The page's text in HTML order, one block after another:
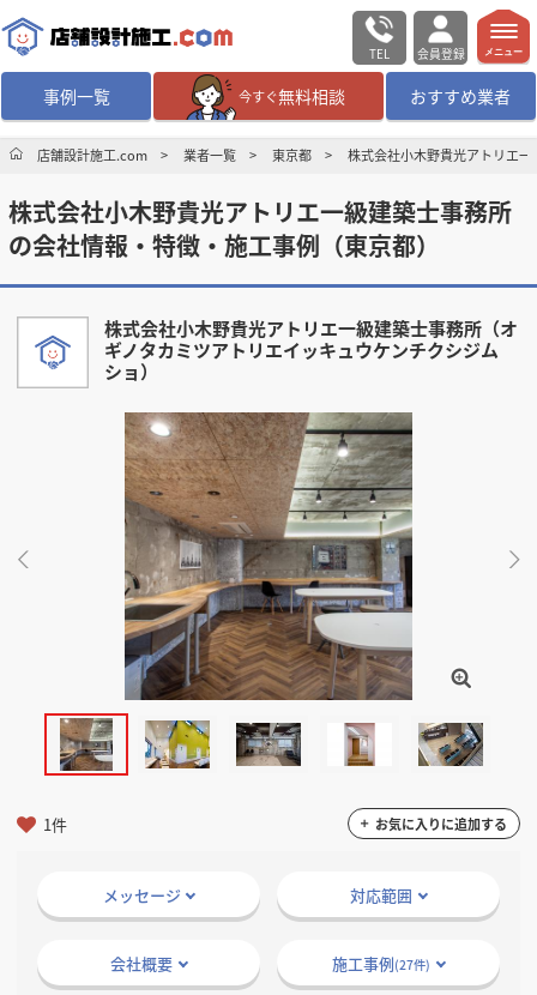
TEL 会員登録
事例一覧 今すぐ無料相談 おすすめ業者
無料相談 ログイン／会員登録
デザイン設計・施工業者を探す
店舗・商業施設の施工事例を探す
マッチング案件一覧
店舗設計施工.comとは
内装の費用相場シミュレーター
掲載希望のデザイン設計・施工会社様へ
店舗開業・改装をご検討中の方へ
メニュー
店舗設計施工.com 業者一覧 東京都 株式会社小木野貴光アトリエ
株式会社小木野貴光アトリエ一級建築士事務所
の会社情報・特徴・施工事例（東京都）
株式会社小木野貴光アトリエ一級建築士事務所（オ
ギノタカミツアトリエイッキュウケンチクシジム
ショ）
1件 お気に入りに追加する
メッセージ 対応範囲
会社概要 施工事例(27件)